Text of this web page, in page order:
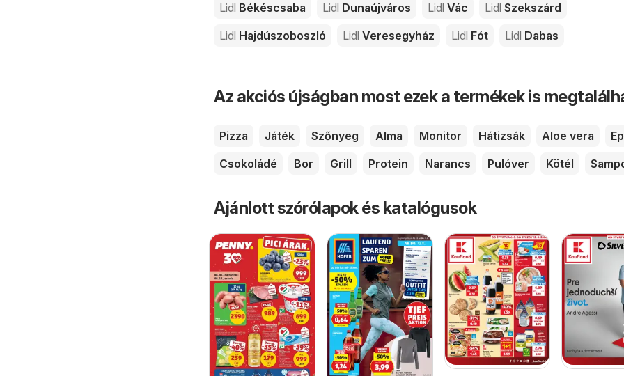
Lidl Békéscsaba Lidl Dunaújváros Lidl Vác Lidl Szekszárd
Lidl Hajdúszoboszló Lidl Veresegyház Lidl Fót Lidl Dabas
Az akciós újságban most ezek a termékek is
Pizza Játék Szőnyeg Alma Monitor Hátizsák Aloe vera
Csokoládé
Bor Grill Protein Narancs Pulóver Kötél
Ajánlott szórólapok és katalógusok